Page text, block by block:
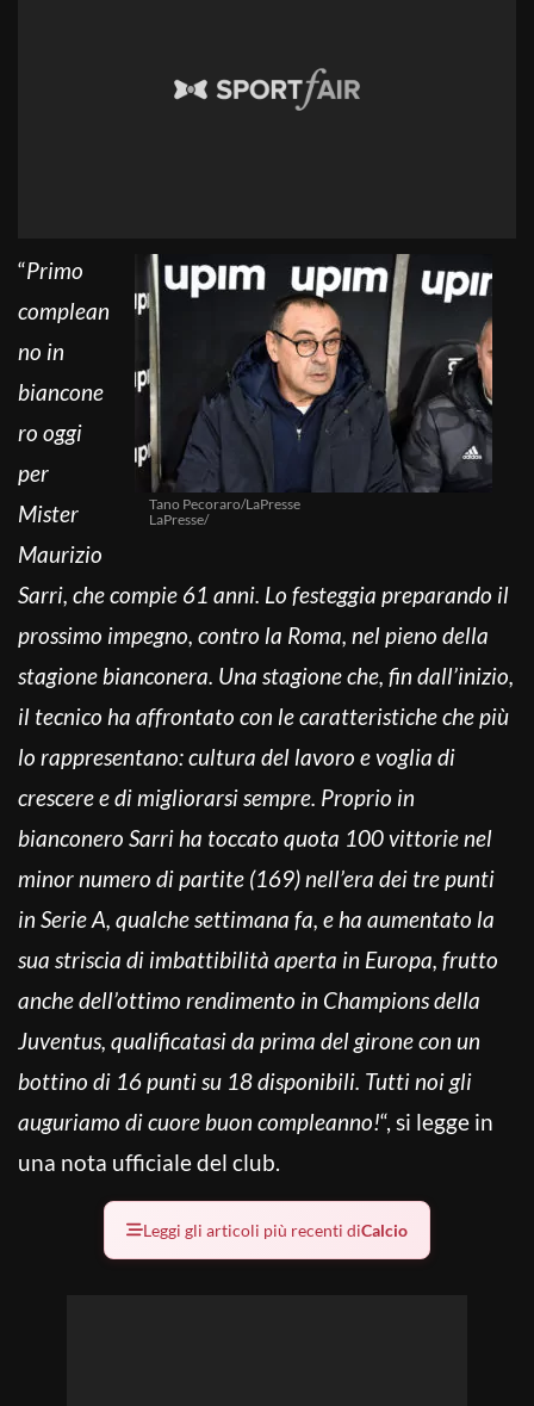
Tano Pecoraro/LaPresse
LaPresse/
“Primo
complean
no in
biancone
ro oggi
per
Mister
Maurizio
Sarri, che compie 61 anni. Lo festeggia preparando il
prossimo impegno, contro la Roma, nel pieno della
stagione bianconera. Una stagione che, fin dall’inizio,
il tecnico ha affrontato con le caratteristiche che più
lo rappresentano: cultura del lavoro e voglia di
crescere e di migliorarsi sempre. Proprio in
bianconero Sarri ha toccato quota 100 vittorie nel
minor numero di partite (169) nell’era dei tre punti
in Serie A, qualche settimana fa, e ha aumentato la
sua striscia di imbattibilità aperta in Europa, frutto
anche dell’ottimo rendimento in Champions della
Juventus, qualificatasi da prima del girone con un
bottino di 16 punti su 18 disponibili. Tutti noi gli
auguriamo di cuore buon compleanno!“, si legge in
una nota ufficiale del club.
Leggi gli articoli più recenti diCalcio